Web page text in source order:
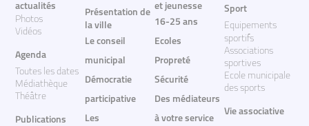
actualités
Photos
Vidéos
Agenda
Toutes les dates
Médiathèque
Théâtre
Publications
Présentation de
la ville
Le conseil
municipal
Démocratie
participative
Les
et jeunesse
16-25 ans
Ecoles
Propreté
Sécurité
Des médiateurs
à votre service
Sport
Equipements
sportifs
Associations
sportives
Ecole municipale
des sports
Vie associative